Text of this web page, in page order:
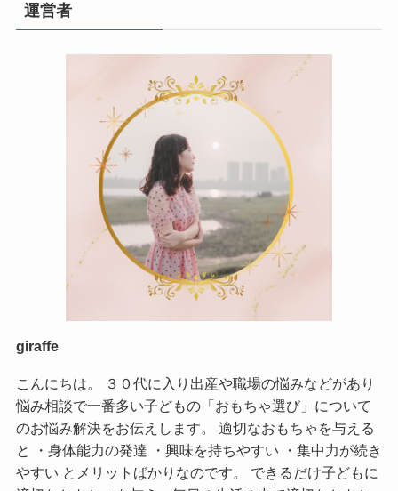
運営者
giraffe
こんにちは。 ３０代に入り出産や職場の悩みなどがあり
悩み相談で一番多い子どもの「おもちゃ選び」について
のお悩み解決をお伝えします。 適切なおもちゃを与える
と ・身体能力の発達 ・興味を持ちやすい ・集中力が続き
やすい とメリットばかりなのです。 できるだけ子どもに